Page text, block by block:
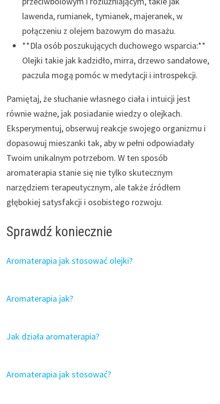
lawenda, rumianek, tymianek, majeranek, w
połączeniu z olejem bazowym do masażu.
**Dla osób poszukujących duchowego wsparcia:**
Olejki takie jak kadzidło, mirra, drzewo sandałowe,
paczula mogą pomóc w medytacji i introspekcji.
Pamiętaj, że słuchanie własnego ciała i intuicji jest
równie ważne, jak posiadanie wiedzy o olejkach.
Eksperymentuj, obserwuj reakcje swojego organizmu i
dopasowuj mieszanki tak, aby w pełni odpowiadały
Twoim unikalnym potrzebom. W ten sposób
aromaterapia stanie się nie tylko skutecznym
narzędziem terapeutycznym, ale także źródłem
głębokiej satysfakcji i osobistego rozwoju.
Sprawdź koniecznie
Aromaterapia jak stosować olejki?
Aromaterapia jak?
Jak działa aromaterapia?
Aromaterapia jak stosować?